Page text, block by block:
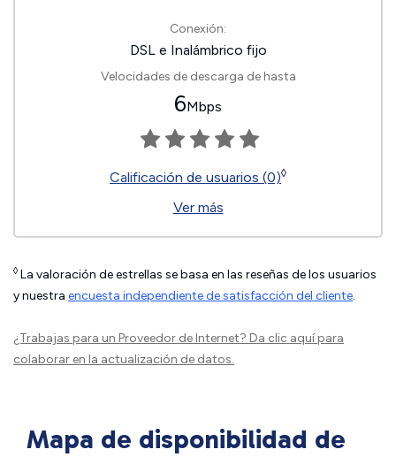
Conexión:
DSL e Inalámbrico fijo
Velocidades de descarga de hasta
6Mbps
Calificación de usuarios (0)◊
Ver más
◊ La valoración de estrellas se basa en las reseñas de los usuarios
y nuestra encuesta independiente de satisfacción del cliente.
¿Trabajas para un Proveedor de Internet? Da clic aquípara
colaborar en la actualización de datos.
Mapa de disponibilidad de